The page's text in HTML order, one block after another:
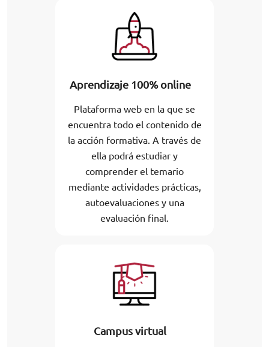
Aprendizaje 100% online
Plataforma web en la que se
encuentra todo el contenido de
la acción formativa. A través de
ella podrá estudiar y
comprender el temario
mediante actividades prácticas,
autoevaluaciones y una
evaluación final.
Campus virtual